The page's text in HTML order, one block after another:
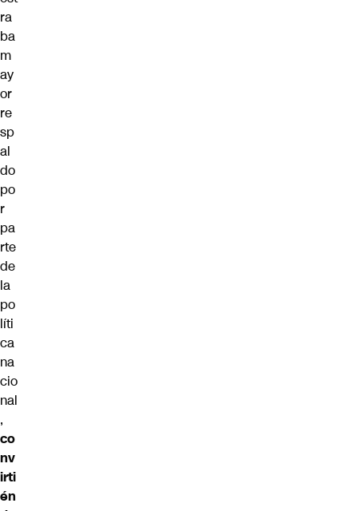
ra
ba
m
ay
or
re
sp
al
do
po
r
pa
rte
de
la
po
líti
ca
na
cio
nal
,
co
nv
irti
én